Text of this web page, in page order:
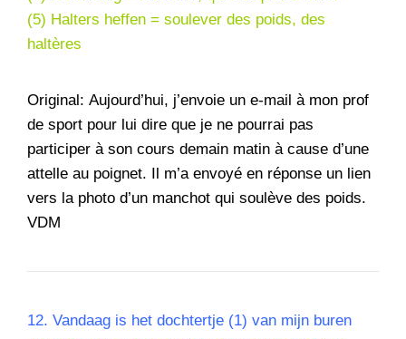
(5) Halters heffen = soulever des poids, des
haltères
Original: Aujourd’hui, j’envoie un e-mail à mon prof
de sport pour lui dire que je ne pourrai pas
participer à son cours demain matin à cause d’une
attelle au poignet. Il m’a envoyé en réponse un lien
vers la photo d’un manchot qui soulève des poids.
VDM
12. Vandaag is het dochtertje (1) van mijn buren